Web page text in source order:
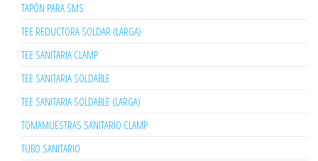
TAPÓN PARA SMS
TEE REDUCTORA SOLDAR (LARGA)
TEE SANITARIA CLAMP
TEE SANITARIA SOLDABLE
TEE SANITARIA SOLDABLE (LARGA)
TOMAMUESTRAS SANITARIO CLAMP
TUBO SANITARIO